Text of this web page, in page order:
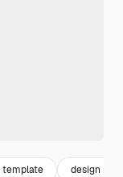
template design